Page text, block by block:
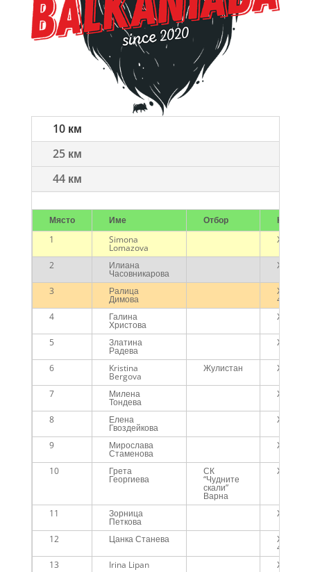
10 км
25 км
44 км
Място Име Отбор
1
Simona
Lomazova
Жени
2 Илиана
Часовникарова
Жени
3 Ралица
Димова
Жени
45г.
4
Галина
Христова
Жени
5 Златина
Радева
Жени
6 Kristina
Bergova
Жулистан Жени
7 Милена
Тондева
Жени
8 Елена
Гвоздейкова
Жени
9 Мирослава
Стаменова
Жени
10 Грета
Георгиева
СК
“Чудните
скали”
Варна
Жени
11 Зорница
Петкова
Жени
12 Цанка Станева Жени
45г.
13
Irina Lipan
Жени